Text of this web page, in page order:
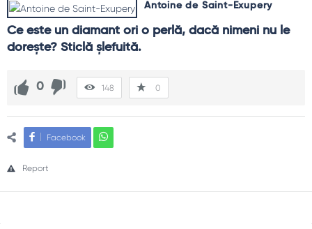
Antoine de Saint-Exupery
Ce este un diamant ori o perlă, dacă nimeni nu le
doreşte? Sticlă şlefuită.
0 148 0
Facebook
Report